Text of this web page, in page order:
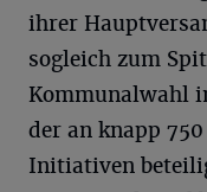
ihrer
sogleich zum
Kommunalwahl
der an knapp
Initiativen